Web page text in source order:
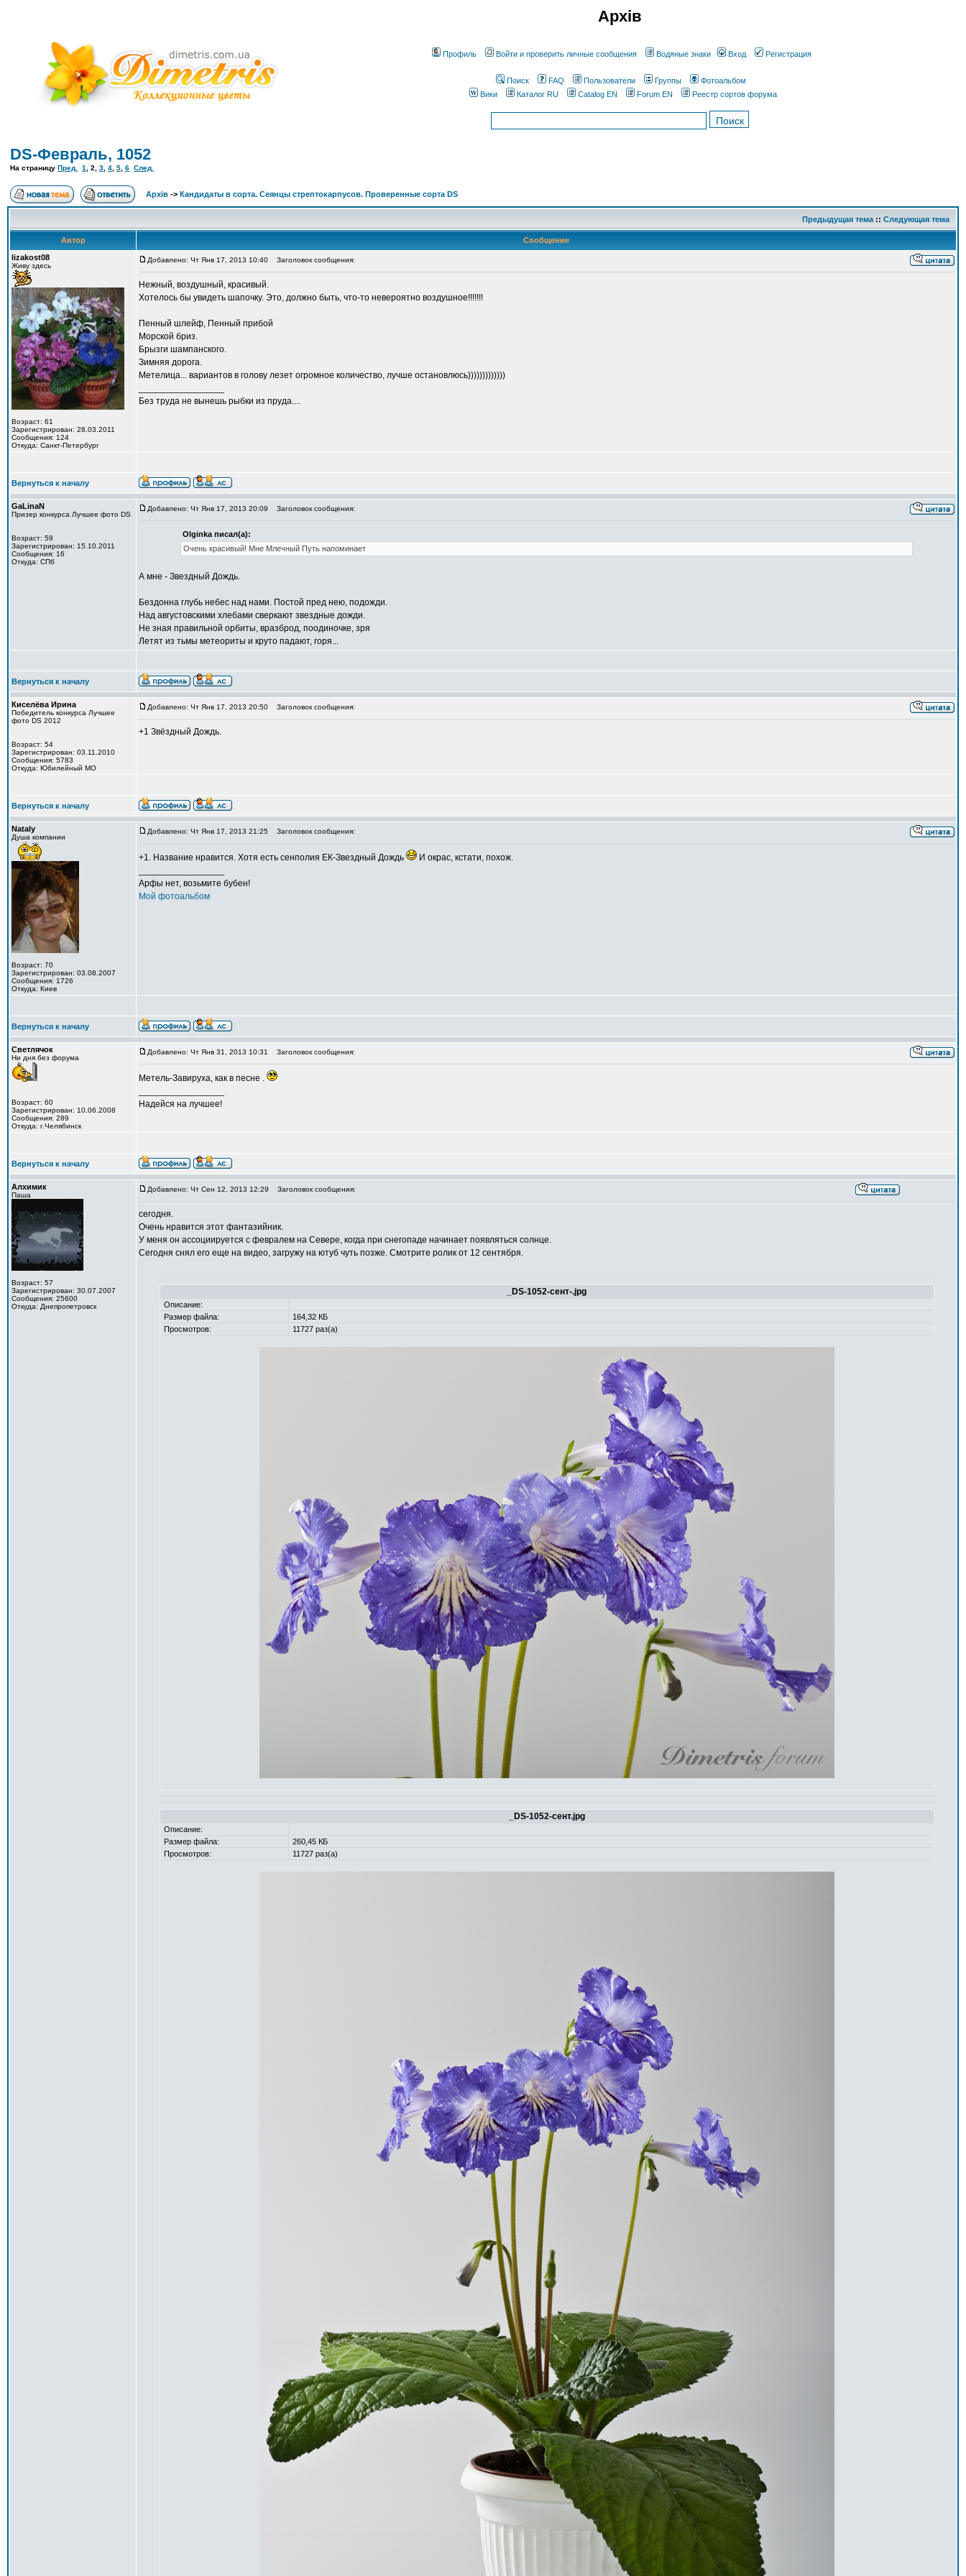
Архів
Профиль Войти и проверить личные сообщения Водяные знаки Вход Регистрация
Поиск FAQ Пользователи Группы
Фотоальбом
Вики
Каталог RU Catalog EN Forum EN Реестр сортов форума
DS-Февраль, 1052
На страницу Пред. 1 2 3 4 5 6 След.
Архів -> Кандидаты в сорта. Сеянцы стрептокарпусов. Проверенные сорта DS
Предыдущая тема :: Следующая тема
Автор
Сообщение
lizakost08
Живу здесь
Возраст: 61
Зарегистрирован: 28.03.2011
Сообщения: 124
Откуда: Санкт-Петербург
Добавлено: Чт Янв 17, 2013 10:40 Заголовок сообщения:
Нежный, воздушный, красивый.
Хотелось бы увидеть шапочку. Это, должно быть, что-то невероятно воздушное!!!!!!!
Пенный шлейф, Пенный прибой
Морской бриз.
Брызги шампанского.
Зимняя дорога.
Метелица... вариантов в голову лезет огромное количество, лучше остановлюсь)))))))))))))
Без труда не вынешь рыбки из пруда....
Вернуться к началу
GaLinaN
Призер конкурса Лучшее фото DS
Возраст: 59
Зарегистрирован: 15.10.2011
Сообщения: 16
Откуда: СПб
Добавлено: Чт Янв 17, 2013 20:09 Заголовок сообщения:
Olginka писал(а):
Oчень красивый! Mне Млечный Путь напоминает
А мне - Звездный Дождь.
Бездонна глубь небес над нами. Постой пред нею, подожди.
Над августовскими хлебами сверкают звездные дожди.
Не зная правильной орбиты, вразброд, поодиночке, зря
Летят из тьмы метеориты и круто падают, горя...
Вернуться к началу
Киселёва Ирина
Победитель конкурса Лучшее
фото DS 2012
Возраст: 54
Зарегистрирован: 03.11.2010
Сообщения: 5783
Откуда: Юбилейный МО
Добавлено: Чт Янв 17, 2013 20:50 Заголовок сообщения:
+1 Звёздный Дождь.
Вернуться к началу
Nataly
Душа компании
Возраст: 70
Зарегистрирован: 03.08.2007
Сообщения: 1726
Откуда: Киев
Добавлено: Чт Янв 17, 2013 21:25 Заголовок сообщения:
+1. Название нравится. Хотя есть сенполия ЕК-Звездный Дождь
И окрас, кстати, похож.
Арфы нет, возьмите бубен!
Мой фотоальбом
Вернуться к началу
Светлячок
Ни дня без форума
Возраст: 60
Зарегистрирован: 10.06.2008
Сообщения: 289
Откуда: г.Челябинск
Добавлено: Чт Янв 31, 2013 10:31 Заголовок сообщения:
Метель-Завируха, как в песне .
Надейся на лучшее!
Вернуться к началу
Алхимик
Паша
Возраст: 57
Зарегистрирован: 30.07.2007
Сообщения: 25600
Откуда: Днепропетровск
Добавлено: Чт Сен 12, 2013 12:29 Заголовок сообщения:
сегодня.
Очень нравится этот фантазийник.
У меня он ассоциируется с февралем на Севере, когда при снегопаде начинает появляться солнце.
Сегодня снял его еще на видео, загружу на ютуб чуть позже. Смотрите ролик от 12 сентября.
_DS-1052-сент-.jpg
Описание:
Размер файла:
164,32 КБ
Просмотров:
11727 раз(а)
_DS-1052-сент.jpg
Описание:
Размер файла:
260,45 КБ
Просмотров:
11727 раз(а)